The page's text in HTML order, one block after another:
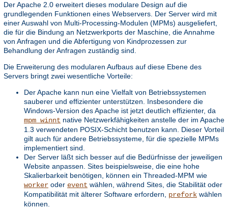
Der Apache 2.0 erweitert dieses modulare Design auf die
grundlegenden Funktionen eines Webservers. Der Server wird mit
einer Auswahl von Multi-Processing-Modulen (MPMs) ausgeliefert,
die für die Bindung an Netzwerkports der Maschine, die Annahme
von Anfragen und die Abfertigung von Kindprozessen zur
Behandlung der Anfragen zuständig sind.
Die Erweiterung des modularen Aufbaus auf diese Ebene des
Servers bringt zwei wesentliche Vorteile:
Der Apache kann nun eine Vielfalt von Betriebssystemen
sauberer und effizienter unterstützen. Insbesondere die
Windows-Version des Apache ist jetzt deutlich effizienter, da
mpm_winnt native Netzwerkfähigkeiten anstelle der im Apache
1.3 verwendeten POSIX-Schicht benutzen kann. Dieser Vorteil
gilt auch für andere Betriebssysteme, für die spezielle MPMs
implementiert sind.
Der Server läßt sich besser auf die Bedürfnisse der jeweiligen
Website anpassen. Sites beispielsweise, die eine hohe
Skalierbarkeit benötigen, können ein Threaded-MPM wie
worker oder event wählen, während Sites, die Stabilität oder
Kompatibilität mit älterer Software erfordern, prefork wählen
können.